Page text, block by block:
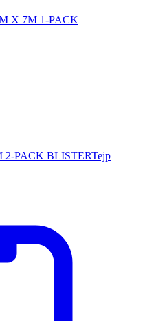
X 7M 1-PACK
2-PACK BLISTERTejp